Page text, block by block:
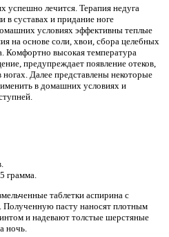
успешно лечится. Терапия недуга
в суставах и придание ноге
условиях эффективны теплые
на основе соли, хвои, сбора целебных
Комфортно высокая температура
предупреждает появление отеков,
Далее представлены некоторые
в домашних условиях и
грамма.
таблетки аспирина с
Полученную пасту наносят плотным
и надевают толстые шерстяные
ночь.